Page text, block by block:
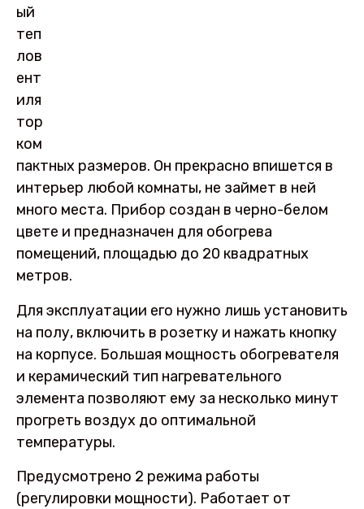
ый
теп
лов
ент
иля
тор
ком
пактных размеров. Он прекрасно впишется в
интерьер любой комнаты, не займет в ней
много места. Прибор создан в черно-белом
цвете и предназначен для обогрева
помещений, площадью до 20 квадратных
метров.
Для эксплуатации его нужно лишь установить
на полу, включить в розетку и нажать кнопку
на корпусе. Большая мощность обогревателя
и керамический тип нагревательного
элемента позволяют ему за несколько минут
прогреть воздух до оптимальной
температуры.
Предусмотрено 2 режима работы
(регулировки мощности). Работает от